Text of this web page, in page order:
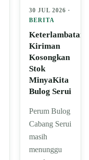
30 JUL 2026 ·
BERITA
Keterlambatan
Kiriman
Kosongkan
Stok
MinyaKita
Bulog Serui
Perum Bulog
Cabang Serui
masih
menunggu